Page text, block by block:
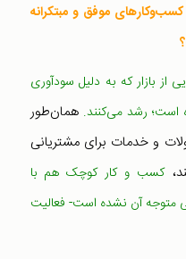
موفق و مبتکرانه
بازار که به دلیل سودآوری
است؛ رشد می‌کنند. همان‌طور
و خدمات برای مشتریانی
کسب و کار کوچک هم با
متوجه آن نشده است- فعالیت